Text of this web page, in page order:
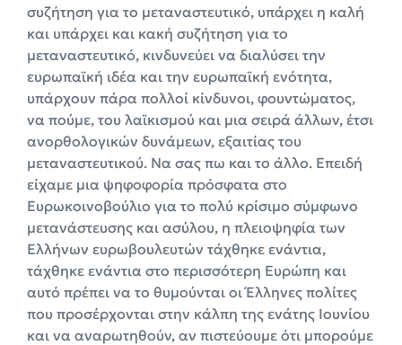
συζήτηση για το μεταναστευτικό, υπάρχει η καλή
και υπάρχει και κακή συζήτηση για το
μεταναστευτικό, κινδυνεύει να διαλύσει την
ευρωπαϊκή ιδέα και την ευρωπαϊκή ενότητα,
υπάρχουν πάρα πολλοί κίνδυνοι, φουντώματος,
να πούμε, του λαϊκισμού και μια σειρά άλλων, έτσι
ανορθολογικών δυνάμεων, εξαιτίας του
μεταναστευτικού. Να σας πω και το άλλο. Επειδή
είχαμε μια ψηφοφορία πρόσφατα στο
Ευρωκοινοβούλιο για το πολύ κρίσιμο σύμφωνο
μετανάστευσης και ασύλου, η πλειοψηφία των
Ελλήνων ευρωβουλευτών τάχθηκε ενάντια,
τάχθηκε ενάντια στο περισσότερη Ευρώπη και
αυτό πρέπει να το θυμούνται οι Έλληνες πολίτες
που προσέρχονται στην κάλπη της ενάτης Ιουνίου
και να αναρωτηθούν, αν πιστεύουμε ότι μπορούμε